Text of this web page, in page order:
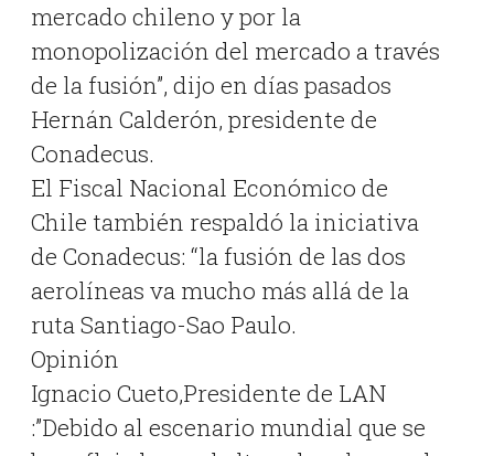
mercado chileno y por la
monopolización del mercado a través
de la fusión”, dijo en días pasados
Hernán Calderón, presidente de
Conadecus.
El Fiscal Nacional Económico de
Chile también respaldó la iniciativa
de Conadecus: “la fusión de las dos
aerolíneas va mucho más allá de la
ruta Santiago-Sao Paulo.
Opinión
Ignacio Cueto,Presidente de LAN
:”Debido al escenario mundial que se